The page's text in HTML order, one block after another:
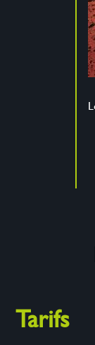
Tarifs